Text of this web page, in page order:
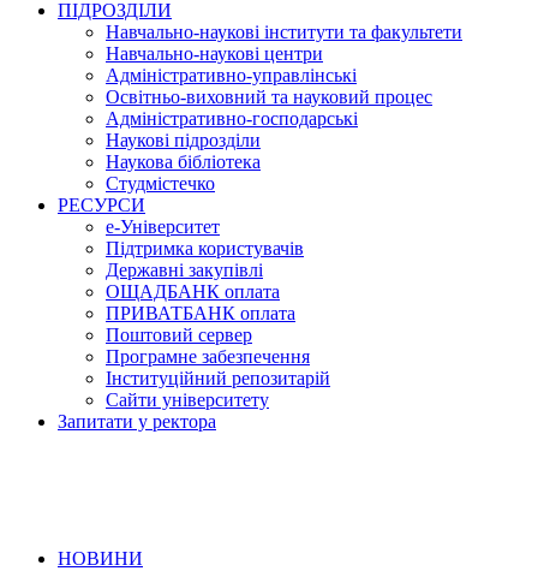
ПІДРОЗДІЛИ
Навчально-наукові інститути та факультети
Навчально-наукові центри
Адміністративно-управлінські
Освітньо-виховний та науковий процес
Адміністративно-господарські
Наукові підрозділи
Наукова бібліотека
Студмістечко
РЕСУРСИ
е-Університет
Підтримка користувачів
Державні закупівлі
ОЩАДБАНК оплата
ПРИВАТБАНК оплата
Поштовий сервер
Програмне забезпечення
Інституційний репозитарій
Сайти університету
Запитати у ректора
НОВИНИ